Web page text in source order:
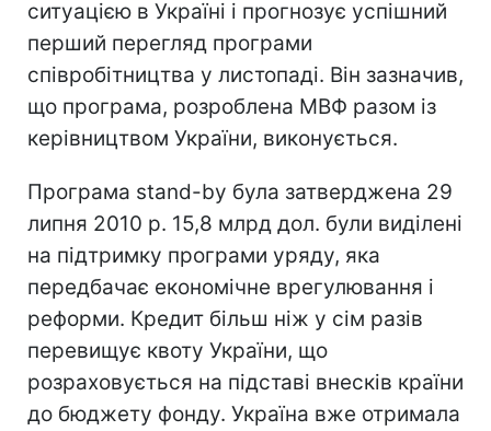
ситуацією в Україні і прогнозує успішний
перший перегляд програми
співробітництва у листопаді. Він зазначив,
що програма, розроблена МВФ разом із
керівництвом України, виконується.
Програма stand-by була затверджена 29
липня 2010 р. 15,8 млрд дол. були виділені
на підтримку програми уряду, яка
передбачає економічне врегулювання і
реформи. Кредит більш ніж у сім разів
перевищує квоту України, що
розраховується на підставі внесків країни
до бюджету фонду. Україна вже отримала